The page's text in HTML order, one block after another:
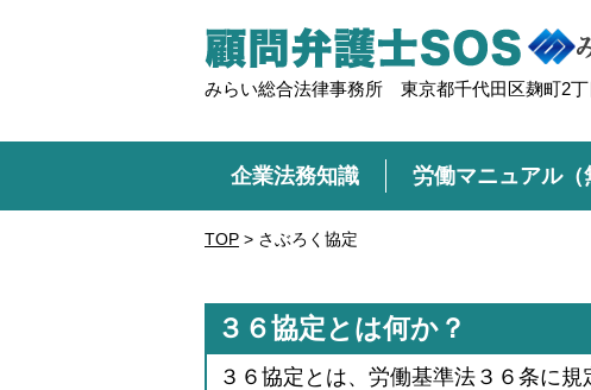
みらい総合法律事務所 東京都千代田区麹町2
企業法務知識 労働マニュアル（
TOP > さぶろく協定
３６協定とは何か？
３６協定とは、労働基準法３６条に